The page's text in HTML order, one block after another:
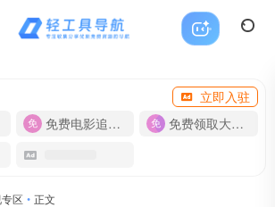
立即入驻
免费电影追剧APP 免费领取大流量卡【500G】
区 • 正文